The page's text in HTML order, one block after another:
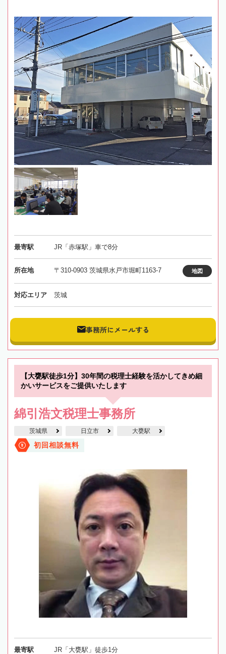
最寄駅 JR「赤塚駅」車で8分
所在地 〒310-0903 茨城県水戸市堀町1163-7 地図
対応エリア 茨城
事務所にメールする
【大甕駅徒歩1分】30年間の税理士経験を活かしてきめ細
かいサービスをご提供いたします
綿引浩文税理士事務所
茨城県 日立市 大甕駅
初回相談無料
最寄駅 JR「大甕駅」徒歩1分